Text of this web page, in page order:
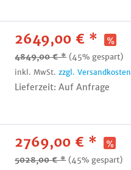
2649,00 € *
4849,00 € * (45% gespart)
inkl. MwSt.zzgl. Versandkosten
Lieferzeit: Auf Anfrage
2769,00 € *
5028,00 € * (45% gespart)